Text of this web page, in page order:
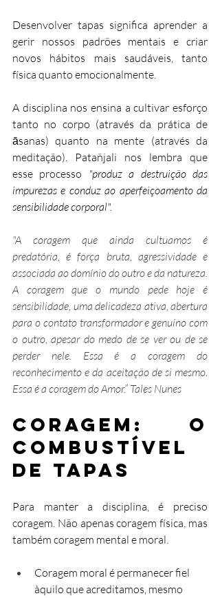
Desenvolver tapas significa aprender a
gerir nossos padrões mentais e criar
novos hábitos mais saudáveis, tanto
física quanto emocionalmente.
A disciplina nos ensina a cultivar esforço
tanto no corpo (através da prática de
āsanas) quanto na mente (através da
meditação). Patañjali nos lembra que
esse processo "produz a destruição das
impurezas e conduz ao aperfeiçoamento da
sensibilidade corporal".
"A coragem que ainda cultuamos é
predatória, é força bruta, agressividade e
associada ao domínio do outro e da natureza.
A coragem que o mundo pede hoje é
sensibilidade, uma delicadeza ativa, abertura
para o contato transformador e genuíno com
o outro, apesar do medo de se ver ou de se
perder nele. Essa é a coragem do
reconhecimento e da aceitação de si mesmo.
Essa é a coragem do Amor.” Tales Nunes
Coragem: O
Combustível
de Tapas
Para manter a disciplina, é preciso
coragem. Não apenas coragem física, mas
também coragem mental e moral.
Coragem moral é permanecer fiel
àquilo que acreditamos, mesmo